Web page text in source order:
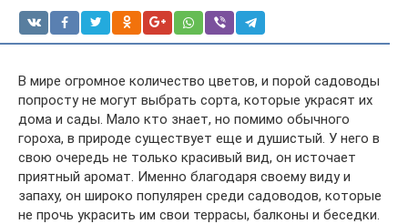
В мире огромное количество цветов, и порой садоводы
попросту не могут выбрать сорта, которые украсят их
дома и сады. Мало кто знает, но помимо обычного
гороха, в природе существует еще и душистый. У него в
свою очередь не только красивый вид, он источает
приятный аромат. Именно благодаря своему виду и
запаху, он широко популярен среди садоводов, которые
не прочь украсить им свои террасы, балконы и беседки.